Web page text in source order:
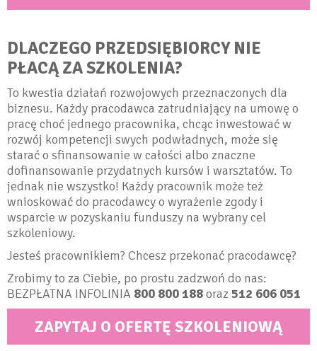
DLACZEGO PRZEDSIĘBIORCY NIE
PŁACĄ ZA SZKOLENIA?
To kwestia działań rozwojowych przeznaczonych dla
biznesu. Każdy pracodawca zatrudniający na umowę o
pracę choć jednego pracownika, chcąc inwestować w
rozwój kompetencji swych podwładnych, może się
starać o sfinansowanie w całości albo znaczne
dofinansowanie przydatnych kursów i warsztatów. To
jednak nie wszystko! Każdy pracownik może też
wnioskować do pracodawcy o wyrażenie zgody i
wsparcie w pozyskaniu funduszy na wybrany cel
szkoleniowy.
Jesteś pracownikiem? Chcesz przekonać pracodawcę?
Zrobimy to za Ciebie, po prostu zadzwoń do nas:
BEZPŁATNA INFOLINIA 800 800 188oraz512 606 051
ZAPYTAJ O OFERTĘ SZKOLENIOWĄ